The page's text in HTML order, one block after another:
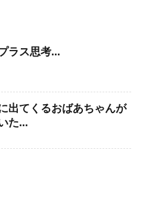
ラス思考...
出てくるおばあちゃんが
た...